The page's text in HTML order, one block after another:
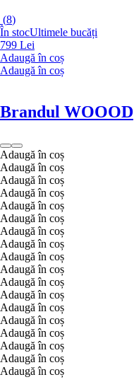
(8)
În stocUltimele bucăți
799 Lei
Adaugă în coș
Adaugă în coș
Brandul WOOOD
Adaugă în coș
Adaugă în coș
Adaugă în coș
Adaugă în coș
Adaugă în coș
Adaugă în coș
Adaugă în coș
Adaugă în coș
Adaugă în coș
Adaugă în coș
Adaugă în coș
Adaugă în coș
Adaugă în coș
Adaugă în coș
Adaugă în coș
Adaugă în coș
Adaugă în coș
Adaugă în coș